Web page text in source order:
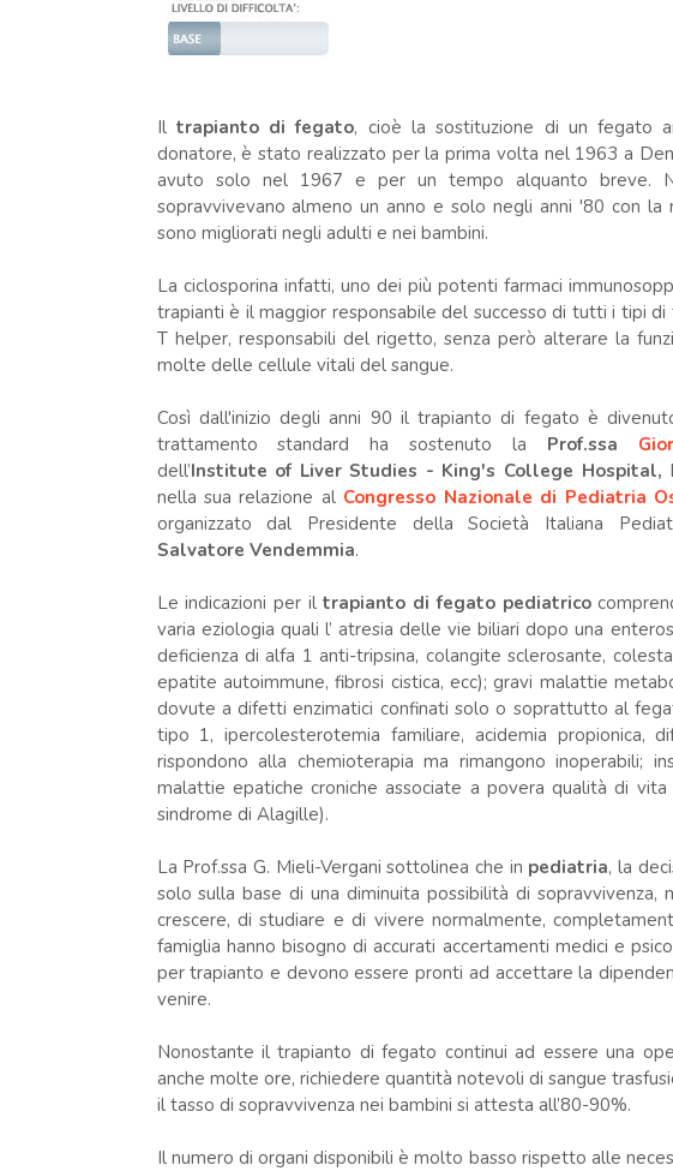
Iltrapianto di fegato, cioè la sostituzione di un fegato
donatore, è stato realizzato per la prima volta nel 1963 a
avuto solo nel 1967 e per un tempo alquanto breve.
sopravvivevano almeno un anno e solo negli anni '80 con
sono migliorati negli adulti e nei bambini.
La ciclosporina infatti, uno dei più potenti farmaci
trapianti è il maggior responsabile del successo di tutti i tipi di
T helper, responsabili del rigetto, senza però alterare la
molte delle cellule vitali del sangue.
Così dall'inizio degli anni 90 il trapianto di fegato è
trattamento standard ha sostenuto la Prof.ssa
dell’Institute of Liver Studies - King's College Hospital,
nella sua relazione al Congresso Nazionale di Pediatria
organizzato dal Presidente della Società Italiana
Salvatore Vendemmia.
Le indicazioni per iltrapianto di fegato pediatrico
varia eziologia quali l’ atresia delle vie biliari dopo una
deficienza di alfa 1 anti-tripsina, colangite sclerosante,
epatite autoimmune, fibrosi cistica, ecc); gravi malattie
dovute a difetti enzimatici confinati solo o soprattutto al
tipo 1, ipercolesterotemia familiare, acidemia propionica,
rispondono alla chemioterapia ma rimangono inoperabili;
malattie epatiche croniche associate a povera qualità di
sindrome di Alagille).
La Prof.ssa G. Mieli-Vergani sottolinea che in pediatria, la
solo sulla base di una diminuita possibilità di sopravvivenza,
crescere, di studiare e di vivere normalmente,
famiglia hanno bisogno di accurati accertamenti medici e
per trapianto e devono essere pronti ad accettare la
venire.
Nonostante il trapianto di fegato continui ad essere una
anche molte ore, richiedere quantità notevoli di sangue
il tasso di sopravvivenza nei bambini si attesta all’80-90%.
Il numero di organi disponibili è molto basso rispetto alle